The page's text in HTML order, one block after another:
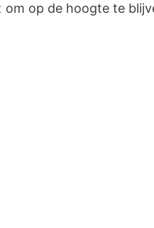
om op de hoogte te